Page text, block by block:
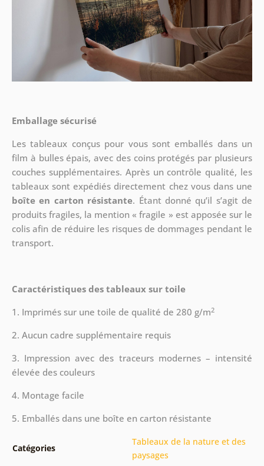
Emballage sécurisé
Les tableaux conçus pour vous sont emballés dans un
film à bulles épais, avec des coins protégés par plusieurs
couches supplémentaires. Après un contrôle qualité, les
tableaux sont expédiés directement chez vous dans une
boîte en carton résistante. Étant donné qu’il s’agit de
produits fragiles, la mention « fragile » est apposée sur le
colis afin de réduire les risques de dommages pendant le
transport.
Caractéristiques des tableaux sur toile
1. Imprimés sur une toile de qualité de 280 g/m2
2. Aucun cadre supplémentaire requis
3. Impression avec des traceurs modernes – intensité
élevée des couleurs
4. Montage facile
5. Emballés dans une boîte en carton résistante
Catégories
Tableaux de la nature et des
paysages